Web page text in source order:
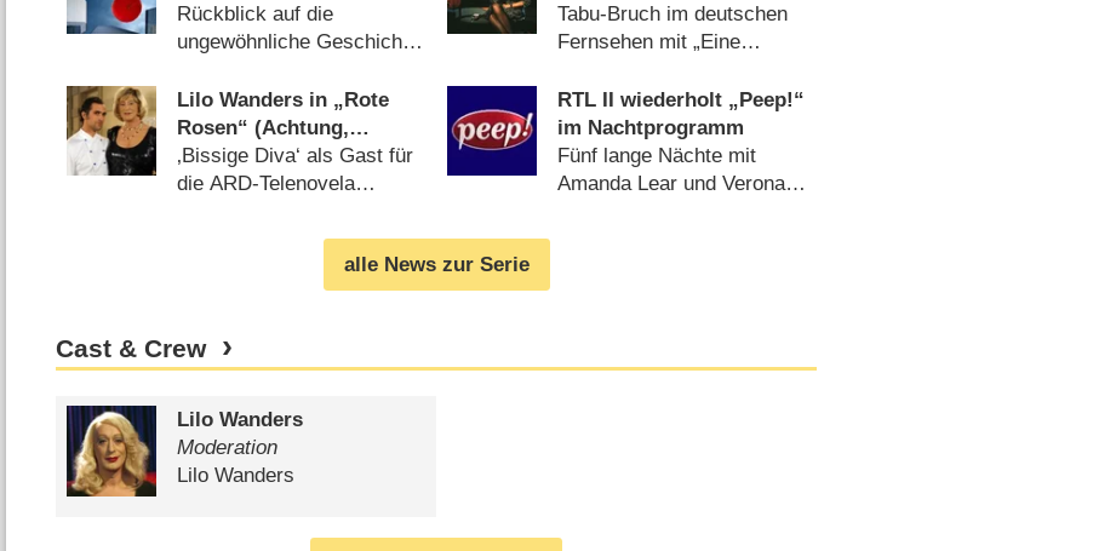
„Wohlfühlsender“
Rückblick auf die
ungewöhnliche Geschichte
Tabu-Bruch im deutschen
Fernsehen mit „Eine
(16.05.2016)
Lilo Wanders in „Rote
Rosen“ (Achtung,
Spoiler!)
‚Bissige Diva‘ als Gast für
die ARD-Telenovela
RTL II wiederholt „Peep!“
im Nachtprogramm
Fünf lange Nächte mit
Amanda Lear und Verona
alle News zur Serie
Cast & Crew
Lilo Wanders
Moderation
Lilo Wanders